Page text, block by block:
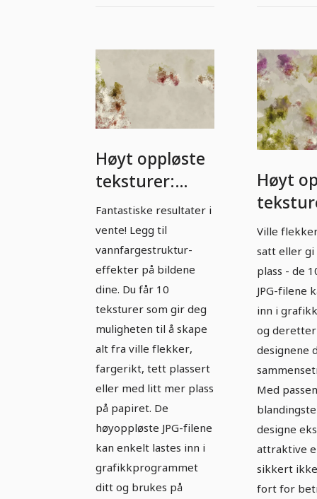
Høyt oppløste
teksturer:
Akvareller -
versjon 3
Fantastiske resultater i
vente! Legg til
vannfargestruktur-
effekter på bildene
dine. Du får 10
teksturer som gir deg
muligheten til å skape
alt fra ville flekker,
fargerikt, tett plassert
eller med litt mer plass
på papiret. De
høyoppløste JPG-filene
kan enkelt lastes inn i
grafikkprogrammet
ditt og brukes på
Høyt
Ville
satt eller
plass - de
JPG-filene
inn i
og
designene
Med
designe
attraktive
sikkert
fort for